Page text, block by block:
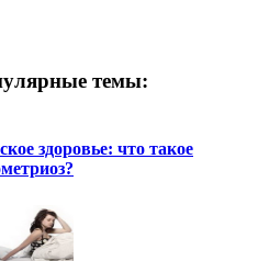
темы:
здоровье: что такое